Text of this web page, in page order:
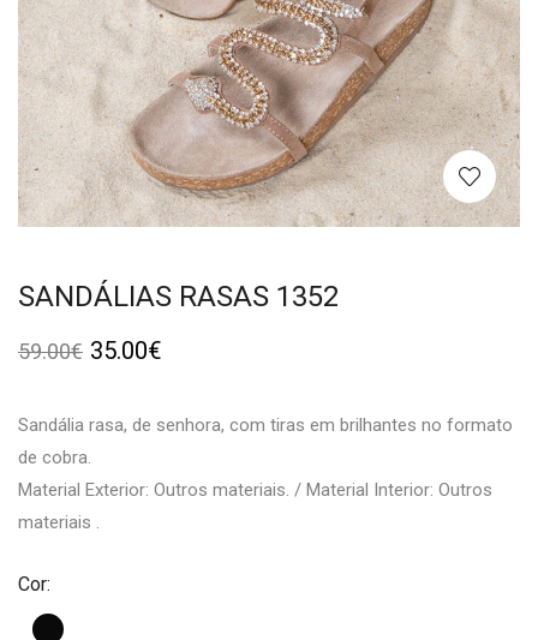
SANDÁLIAS RASAS 1352
59.00€ 35.00€
Sandália rasa, de senhora, com tiras em brilhantes no formato
de cobra.
Material Exterior: Outros materiais. / Material Interior: Outros
materiais .
Cor: